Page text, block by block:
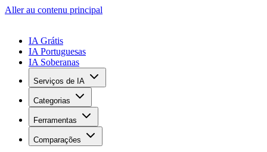
Aller au contenu principal
IA Grátis
IA Portuguesas
IA Soberanas
Serviços de IA
Categorias
Ferramentas
Comparações